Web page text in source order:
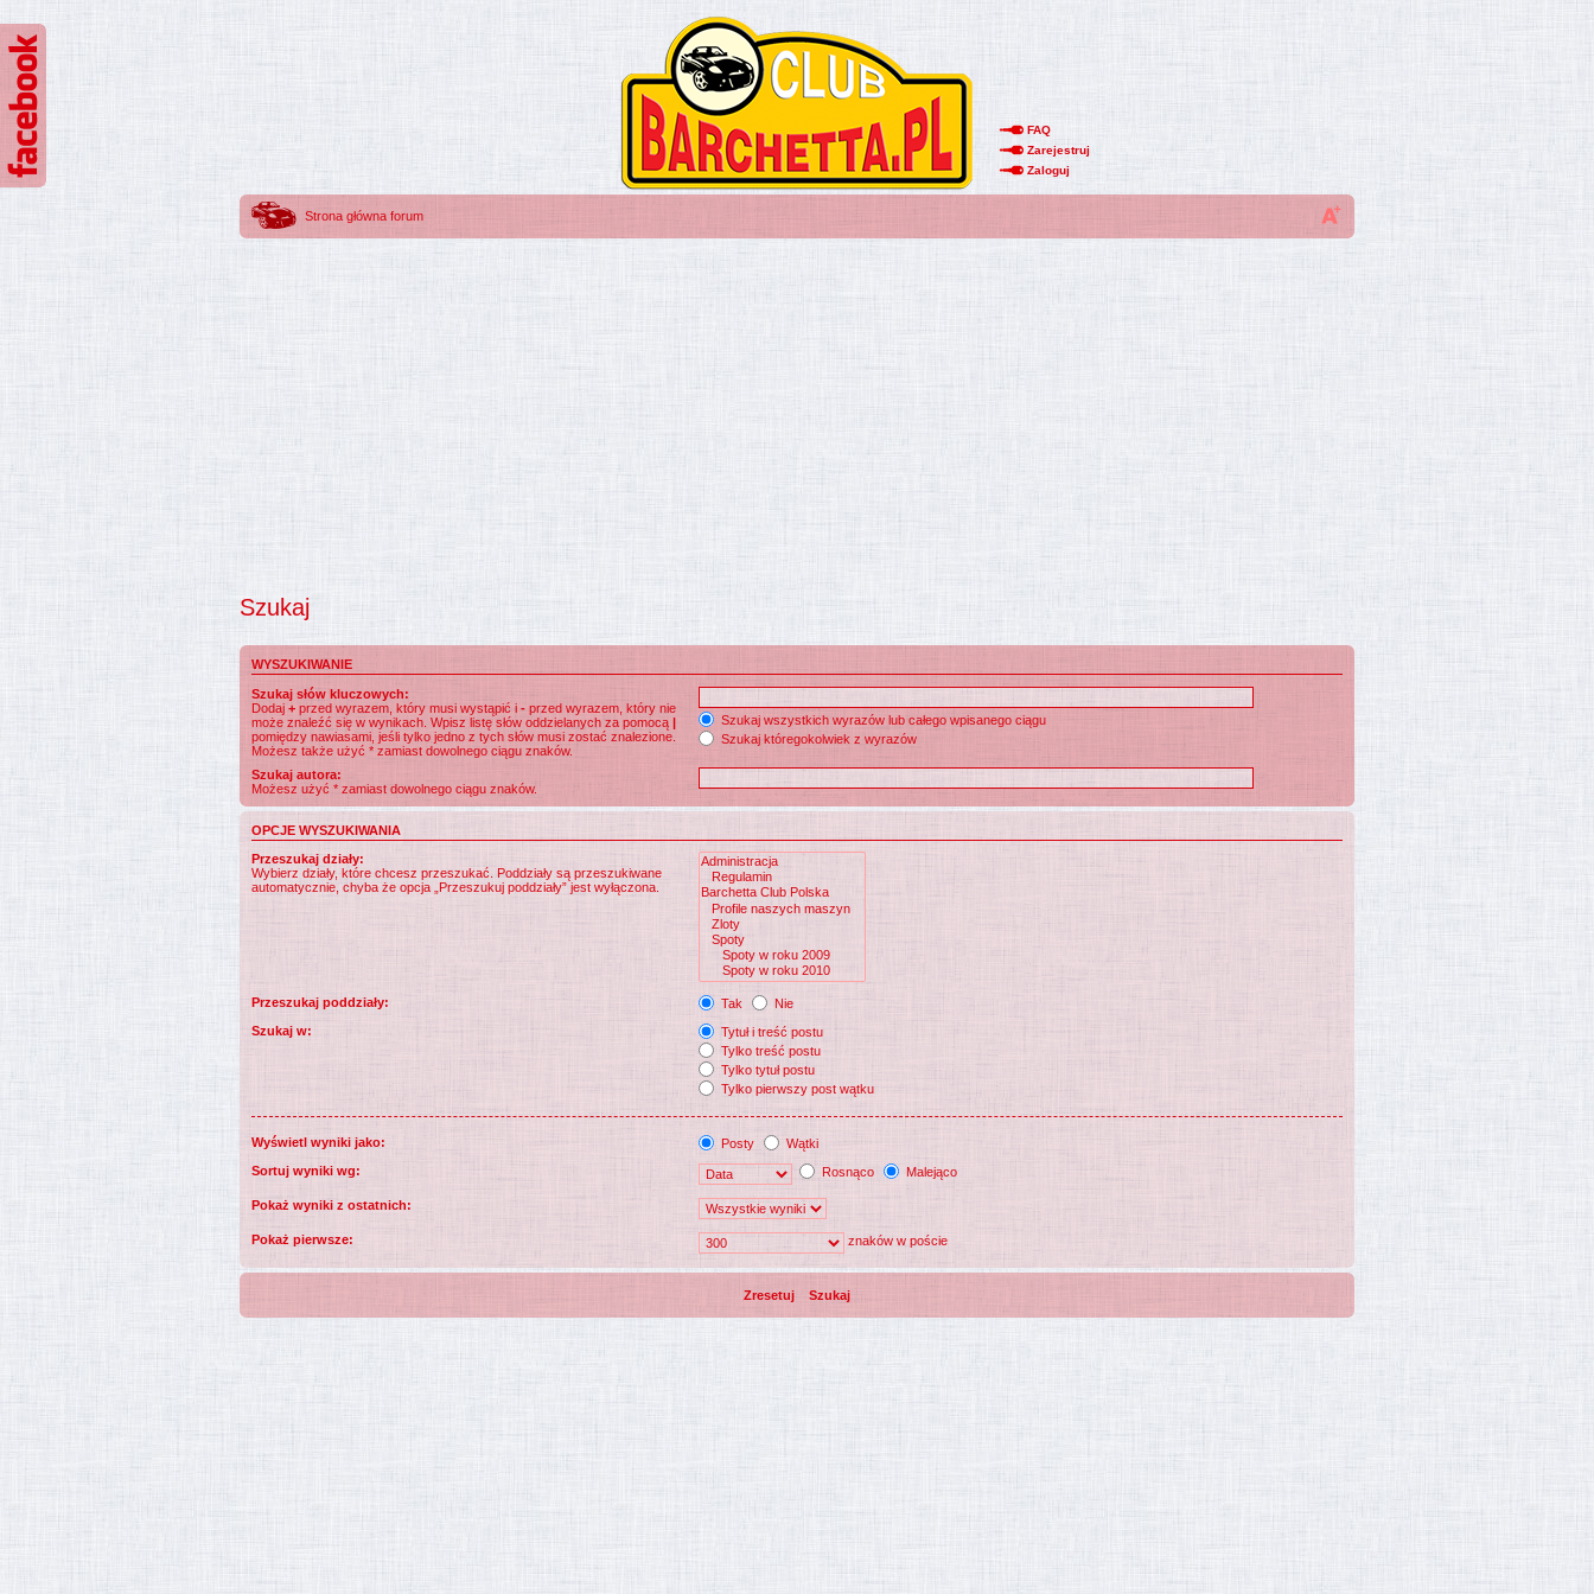
FAQ
Zarejestruj
Zaloguj
Strona główna forum
Szukaj
WYSZUKIWANIE
Szukaj słów kluczowych:
Dodaj + przed wyrazem, który musi wystąpić i - przed wyrazem, który nie
może znaleźć się w wynikach. Wpisz listę słów oddzielanych za pomocą |
pomiędzy nawiasami, jeśli tylko jedno z tych słów musi zostać znalezione.
Możesz także użyć * zamiast dowolnego ciągu znaków.
Szukaj wszystkich wyrazów lub całego wpisanego ciągu
Szukaj któregokolwiek z wyrazów
Szukaj autora:
Możesz użyć * zamiast dowolnego ciągu znaków.
OPCJE WYSZUKIWANIA
Przeszukaj działy:
Wybierz działy, które chcesz przeszukać. Poddziały są przeszukiwane
automatycznie, chyba że opcja „Przeszukuj poddziały” jest wyłączona.
Przeszukaj poddziały: Tak
Nie
Szukaj w:
Tytuł i treść postu
Tylko treść postu
Tylko tytuł postu
Tylko pierwszy post wątku
Wyświetl wyniki jako: Posty
Wątki
Sortuj wyniki wg:
Rosnąco Malejąco
Pokaż wyniki z ostatnich:
Pokaż pierwsze: znaków w poście